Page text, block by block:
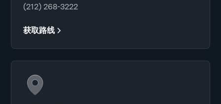
(212) 268-3222
获取路线